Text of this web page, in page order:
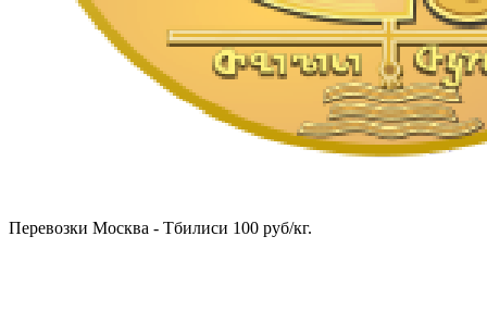
Перевозки Москва - Тбилиси 100 руб/кг.